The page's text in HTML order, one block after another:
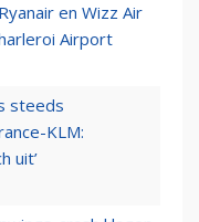
en Wizz Air
Airport
steeds
KLM:
uit’